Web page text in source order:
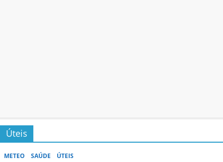
Úteis
METEO SAÚDE ÚTEIS